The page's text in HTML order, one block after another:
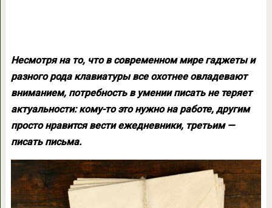
Несмотря на то, что в современном мире гаджеты и
разного рода клавиатуры все охотнее овладевают
вниманием, потребность в умении писать не теряет
актуальности: кому-то это нужно на работе, другим
просто нравится вести ежедневники, третьим —
писать письма.